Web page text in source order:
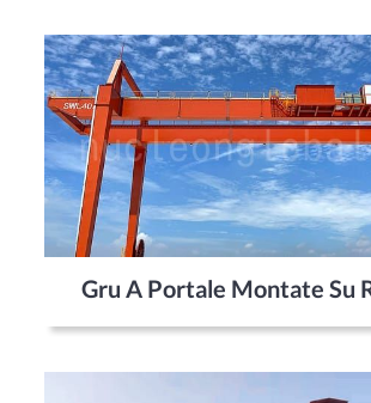
Gru A Portale Montate Su